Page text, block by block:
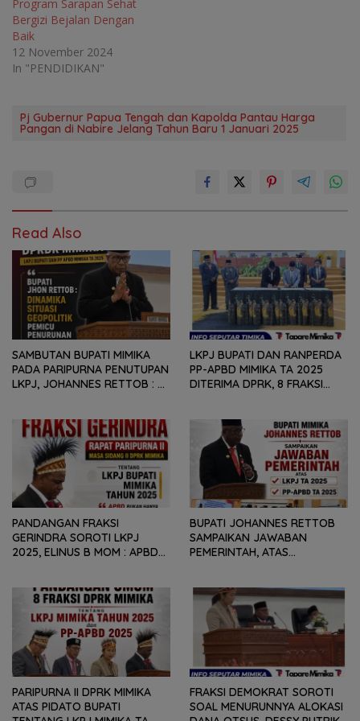
Program Sarapan Sehat
Bergizi Bejalan Dengan
Baik
12 November 2024
In "PENDIDIKAN"
Pj Gubernur Papua Tengah dan Kapolda Pantau Harga
Pangan di Nabire Jelang Tahun Baru 1 Januari 2025
Read Also
SAMBUTAN BUPATI MIMIKA
PADA PARIPURNA PENUTUPAN
LKPJ, JOHANNES RETTOB :
PENURUNAN FISKAL DAERAH
LKPJ BUPATI DAN RANPERDA
PP-APBD MIMIKA TA 2025
DITERIMA DPRK, 8 FRAKSI
KEPADA PEMERINTAH DAERAH
PANDANGAN FRAKSI
GERINDRA SOROTI LKPJ
2025, ELINUS B MOM : APBD
TETAPI SEJAUH MANA
MAMPU MENJAWAB
KEBUTUHAN MASYARAKAT
BUPATI JOHANNES RETTOB
SAMPAIKAN JAWABAN
PEMERINTAH, ATAS
DAN RANPERDA PP- APBD
TAHUN ANGGARAN 2025
PARIPURNA II DPRK MIMIKA
ATAS PIDATO BUPATI
FRAKSI DEMOKRAT SOROTI
SOAL MENURUNNYA ALOKASI